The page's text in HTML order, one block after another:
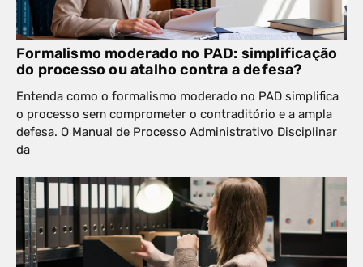
Formalismo moderado no PAD: simplificação
do processo ou atalho contra a defesa?
Entenda como o formalismo moderado no PAD simplifica
o processo sem comprometer o contraditório e a ampla
defesa. O Manual de Processo Administrativo Disciplinar
da